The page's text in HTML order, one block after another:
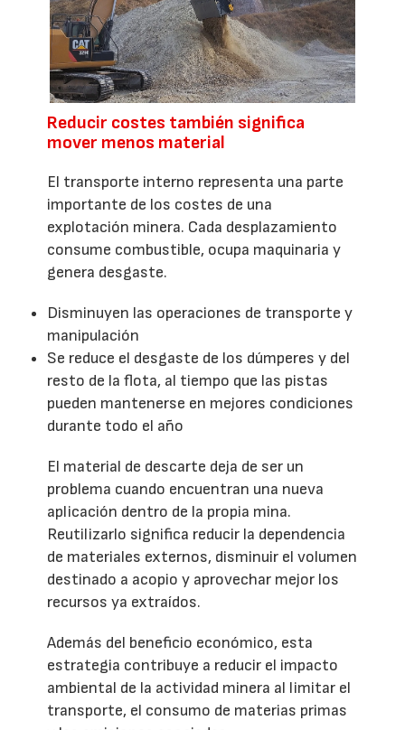
Reducir costes también significa
mover menos material
El transporte interno representa una parte
importante de los costes de una
explotación minera. Cada desplazamiento
consume combustible, ocupa maquinaria y
genera desgaste.
Disminuyen las operaciones de transporte y
manipulación
Se reduce el desgaste de los dúmperes y del
resto de la flota, al tiempo que las pistas
pueden mantenerse en mejores condiciones
durante todo el año
El material de descarte deja de ser un
problema cuando encuentran una nueva
aplicación dentro de la propia mina.
Reutilizarlo significa reducir la dependencia
de materiales externos, disminuir el volumen
destinado a acopio y aprovechar mejor los
recursos ya extraídos.
Además del beneficio económico, esta
estrategia contribuye a reducir el impacto
ambiental de la actividad minera al limitar el
transporte, el consumo de materias primas